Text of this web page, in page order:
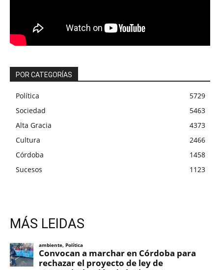
POR CATEGORÍAS
Política
5729
Sociedad
5463
Alta Gracia
4373
Cultura
2466
Córdoba
1458
Sucesos
1123
MÁS LEIDAS